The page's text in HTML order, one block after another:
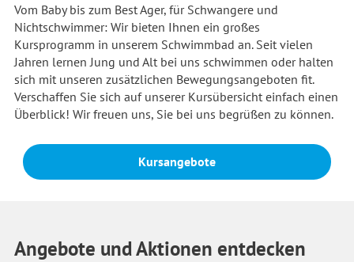
Vom Baby bis zum Best Ager, für Schwangere und
Nichtschwimmer: Wir bieten Ihnen ein großes
Kursprogramm in unserem Schwimmbad an. Seit vielen
Jahren lernen Jung und Alt bei uns schwimmen oder halten
sich mit unseren zusätzlichen Bewegungsangeboten fit.
Verschaffen Sie sich auf unserer Kursübersicht einfach einen
Überblick! Wir freuen uns, Sie bei uns begrüßen zu können.
Kursangebote
Angebote und Aktionen entdecken